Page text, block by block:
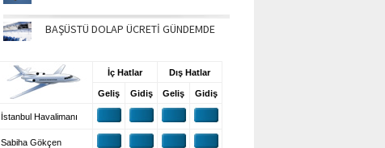
BAŞÜSTÜ DOLAP ÜCRETİ GÜNDEMDE
İç Hatlar Dış Hatlar
Geliş Gidiş Geliş Gidiş
İstanbul Havalimanı
Sabiha Gökçen